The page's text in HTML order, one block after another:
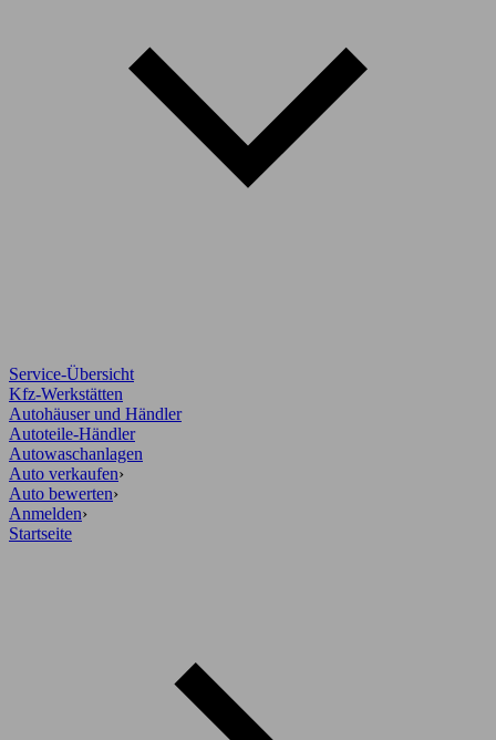
Service-Übersicht
Kfz-Werkstätten
Autohäuser und Händler
Autoteile-Händler
Autowaschanlagen
Auto verkaufen›
Auto bewerten›
Anmelden›
Startseite